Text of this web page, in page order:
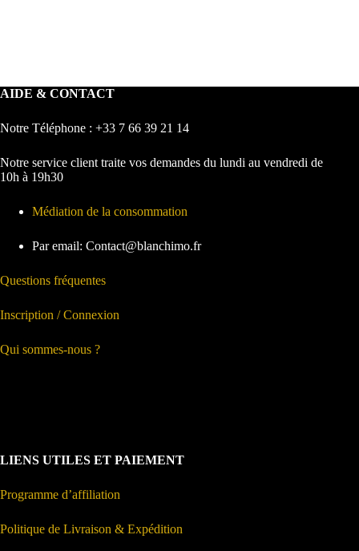
AIDE & CONTACT
Notre Téléphone : +33 7 66 39 21 14
Notre service client traite vos demandes du lundi au vendredi de
10h à 19h30
Médiation de la consommation
Par email: Contact@blanchimo.fr
Questions fréquentes
Inscription / Connexion
Qui sommes-nous ?
LIENS UTILES ET PAIEMENT
Programme d’affiliation
Politique de Livraison & Expédition